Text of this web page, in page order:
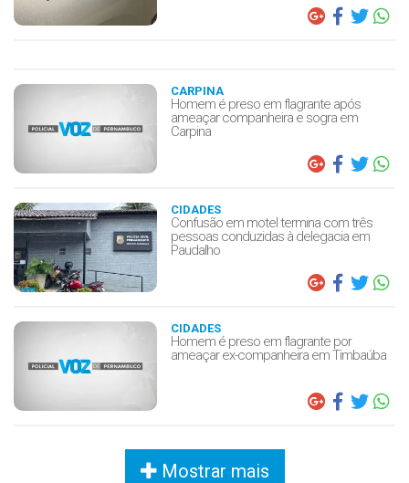
CARPINA
Homem é preso em flagrante após
ameaçar companheira e sogra em
Carpina
CIDADES
Confusão em motel termina com três
pessoas conduzidas à delegacia em
Paudalho
CIDADES
Homem é preso em flagrante por
ameaçar ex-companheira em Timbaúba
Mostrar mais